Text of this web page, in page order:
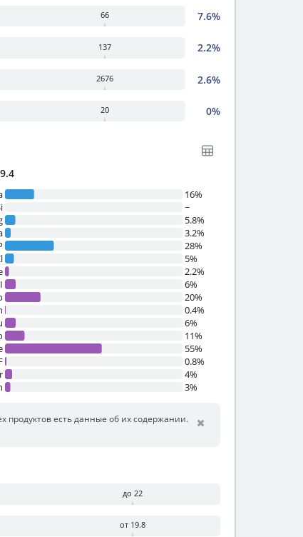
66 7.6%
137 2.2%
2676 2.6%
20 0%
9.4
16%
~
5.8%
3.2%
28%
5%
2.2%
I
6%
20%
0.4%
6%
11%
55%
0.8%
4%
3%
продуктов есть данные об их содержании.
до 22
от 19.8